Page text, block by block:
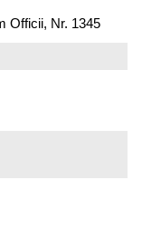
Officii, Nr. 1345